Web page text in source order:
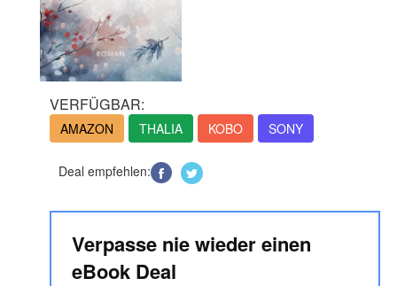
VERFÜGBAR:
AMAZON THALIA KOBO SONY
Deal empfehlen:
Verpasse nie wieder einen
eBook Deal